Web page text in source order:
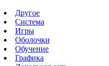
Другое
Система
Игры
Оболочки
Обучение
Графика